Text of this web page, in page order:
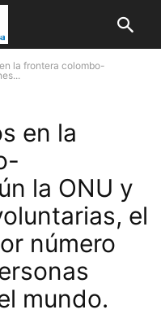
la frontera colombo-
en la
la ONU y
el
número
mundo.